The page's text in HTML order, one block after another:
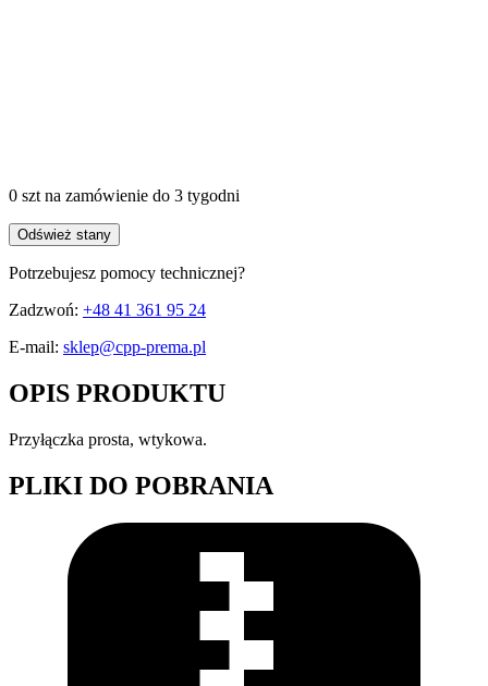
0 sztna zamówienie do 3 tygodni
Odśwież stany
Potrzebujesz pomocy technicznej?
Zadzwoń: +48 41 361 95 24
E-mail: sklep@cpp-prema.pl
OPIS PRODUKTU
Przyłączka prosta, wtykowa.
PLIKI DO POBRANIA